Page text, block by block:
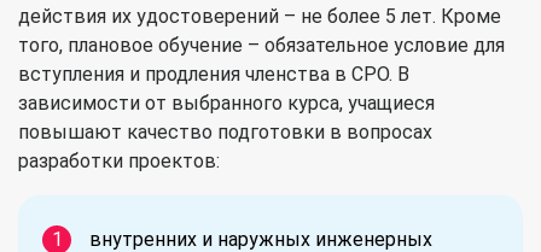
действия их удостоверений – не более 5 лет. Кроме
того, плановое обучение – обязательное условие для
вступления и продления членства в СРО. В
зависимости от выбранного курса, учащиеся
повышают качество подготовки в вопросах
разработки проектов:
внутренних и наружных инженерных